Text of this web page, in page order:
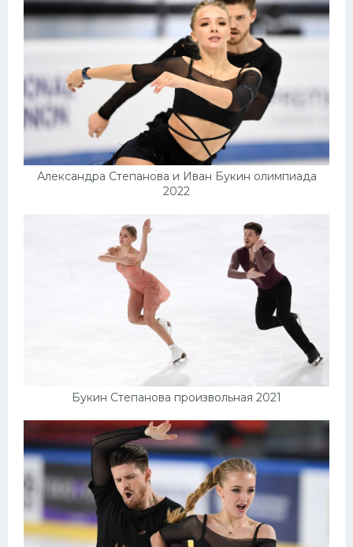
Александра Степанова и Иван Букин олимпиада
2022
Букин Степанова произвольная 2021